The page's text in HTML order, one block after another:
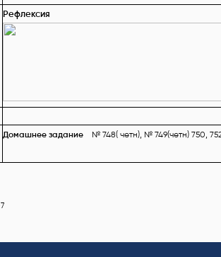
Рефлексия
Домашнее задание № 748( четн), № 749(четн) 750,
7